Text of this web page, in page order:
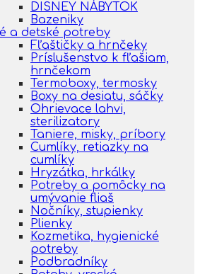
DISNEY NÁBYTOK
Bazeniky
a detské potreby
Fľaštičky a hrnčeky
Príslušenstvo k fľašiam,
hrnčekom
Termoboxy, termosky
Boxy na desiatu, sáčky
Ohrievace lahvi,
sterilizatory
Taniere, misky, príbory
Cumlíky, retiazky na
cumlíky
Hryzátka, hrkálky
Potreby a pomôcky na
umývanie fliaš
Nočníky, stupienky
Plienky
Kozmetika, hygienické
potreby
Podbradníky